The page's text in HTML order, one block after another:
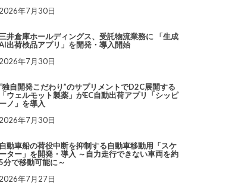
2026年7月30日
井倉庫ホールディングス、受託物流業務に 「生成
出荷検品アプリ」を開発・導入開始
2026年7月30日
“独自開発こだわり”のサプリメントでD2C展開する
「ウェルモット製薬」がEC自動出荷アプリ「シッピ
ーノ」を導入
2026年7月30日
自動車船の荷役中断を抑制する自動車移動用「スケ
ーター」を開発・導入 ～自力走行できない車両を約
分で移動可能に～
2026年7月27日